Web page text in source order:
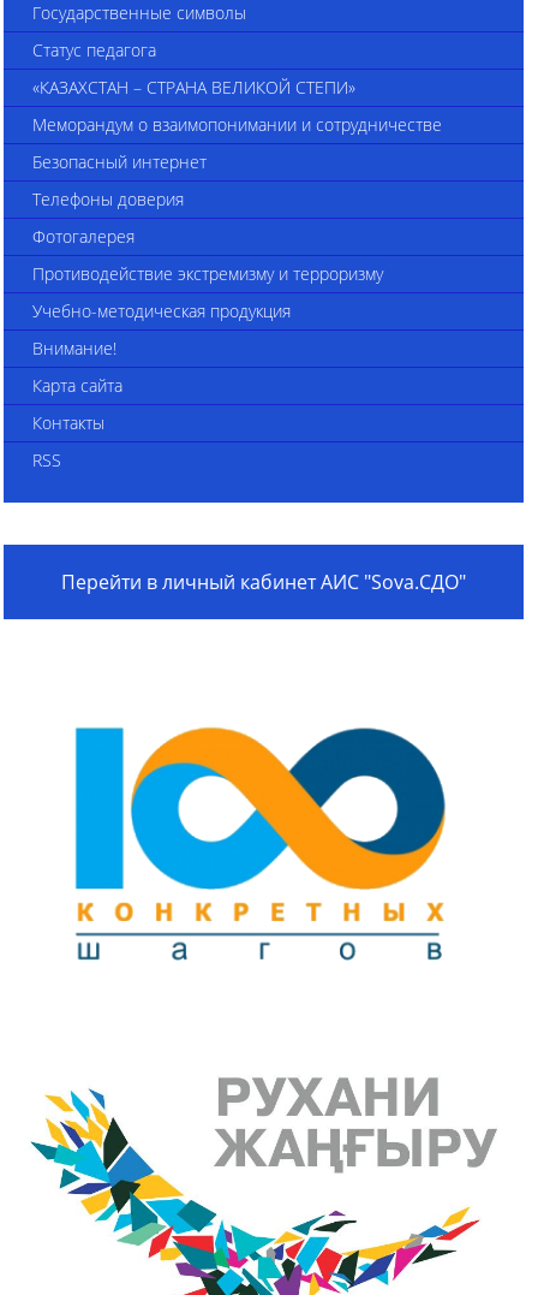
Государственные символы
Статус педагога
«КАЗАХСТАН – СТРАНА ВЕЛИКОЙ СТЕПИ»
Меморандум о взаимопонимании и сотрудничестве
Безопасный интернет
Телефоны доверия
Фотогалерея
Противодействие экстремизму и терроризму
Учебно-методическая продукция
Внимание!
Карта сайта
Контакты
RSS
Перейти в личный кабинет АИС "Sova.СДО"